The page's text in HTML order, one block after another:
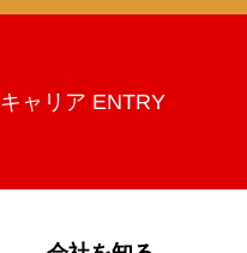
キャリア ENTRY